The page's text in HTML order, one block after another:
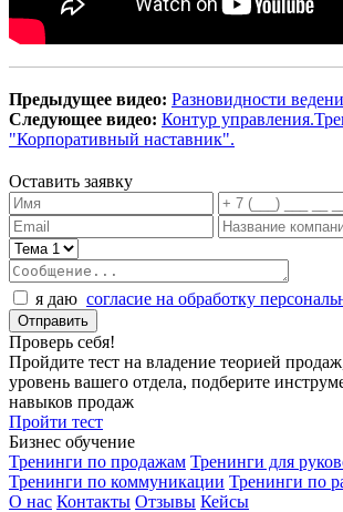
Предыдущее видео: Разновидности
Следующее видео: Контур
"Корпоративный наставник".
Оставить заявку
я даю согласие на обработку
Проверь себя!
Пройдите тест на владение теорией
уровень вашего отдела, подберите
навыков продаж
Пройти тест
Бизнес обучение
Тренинги по продажам Тренинги для
Тренинги по коммуникации Тренинги по
О нас Контакты Отзывы Кейсы